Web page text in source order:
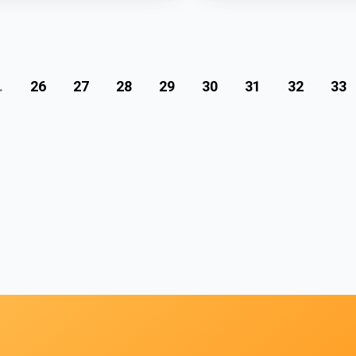
26 27 28 29 30 31 32 33